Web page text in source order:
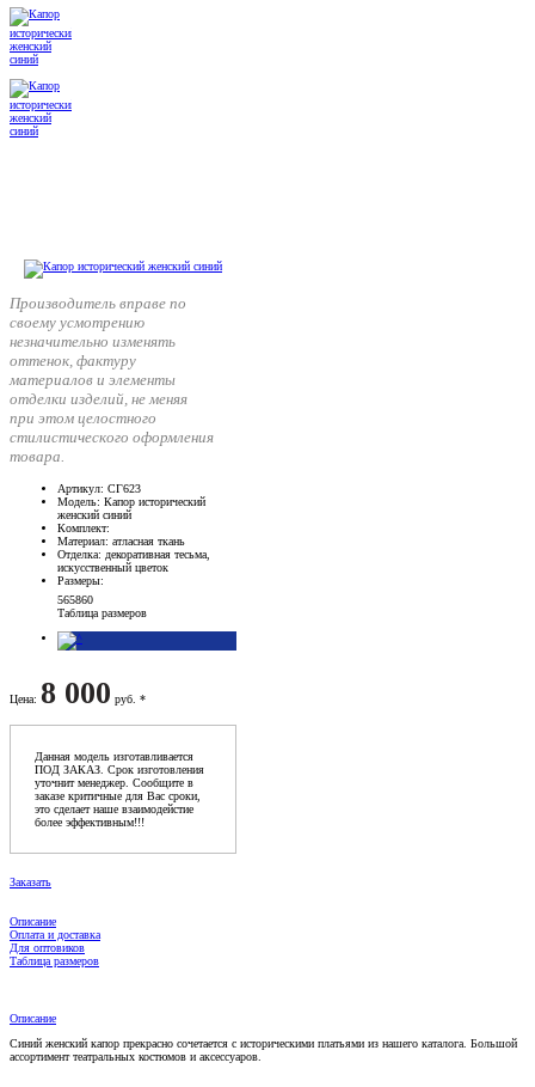
Производитель вправе по
своему усмотрению
незначительно изменять
оттенок, фактуру
материалов и элементы
отделки изделий, не меняя
при этом целостного
стилистического оформления
товара.
Артикул: СГ623
Модель: Капор исторический
женский синий
Комплект:
Материал: атласная ткань
Отделка: декоративная тесьма,
искусственный цветок
Размеры:
565860
Таблица размеров
Цена: 8 000 руб. *
Данная модель изготавливается
ПОД ЗАКАЗ. Срок изготовления
уточнит менеджер. Сообщите в
заказе критичные для Вас сроки,
это сделает наше взаимодейстие
более эффективным!!!
Заказать
Описание
Оплата и доставка
Для оптовиков
Таблица размеров
Описание
Синий женский капор прекрасно сочетается с историческими платьями из нашего каталога. Большой
ассортимент театральных костюмов и аксессуаров.